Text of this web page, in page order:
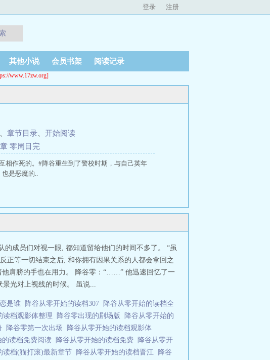
登录 注册
其他小说 会员书架 阅读记录
www.17zw.org]
章节目录
开始阅读
零周目完
相作死的。#降谷重生到了警校时期，与自己英年
是恶魔的..
成员们对视一眼, 都知道留给他们的时间不多了。 “虽
正等一切结束之后, 和你拥有因果关系的人都会拿回之
他肩膀的手也在用力。 降谷零：“……” 他迅速回忆了一
光对上视线的时候。 虽说...
是谁 降谷从零开始的读档307
降谷从零开始的读档全
读档观影体整理 降谷零出现的剧场版
降谷从零开始的
降谷零第一次出场
降谷从零开始的读档观影体
的读档免费阅读 降谷从零开始的读档免费
降谷从零开
读档(猫打滚)最新章节 降谷从零开始的读档晋江
降谷